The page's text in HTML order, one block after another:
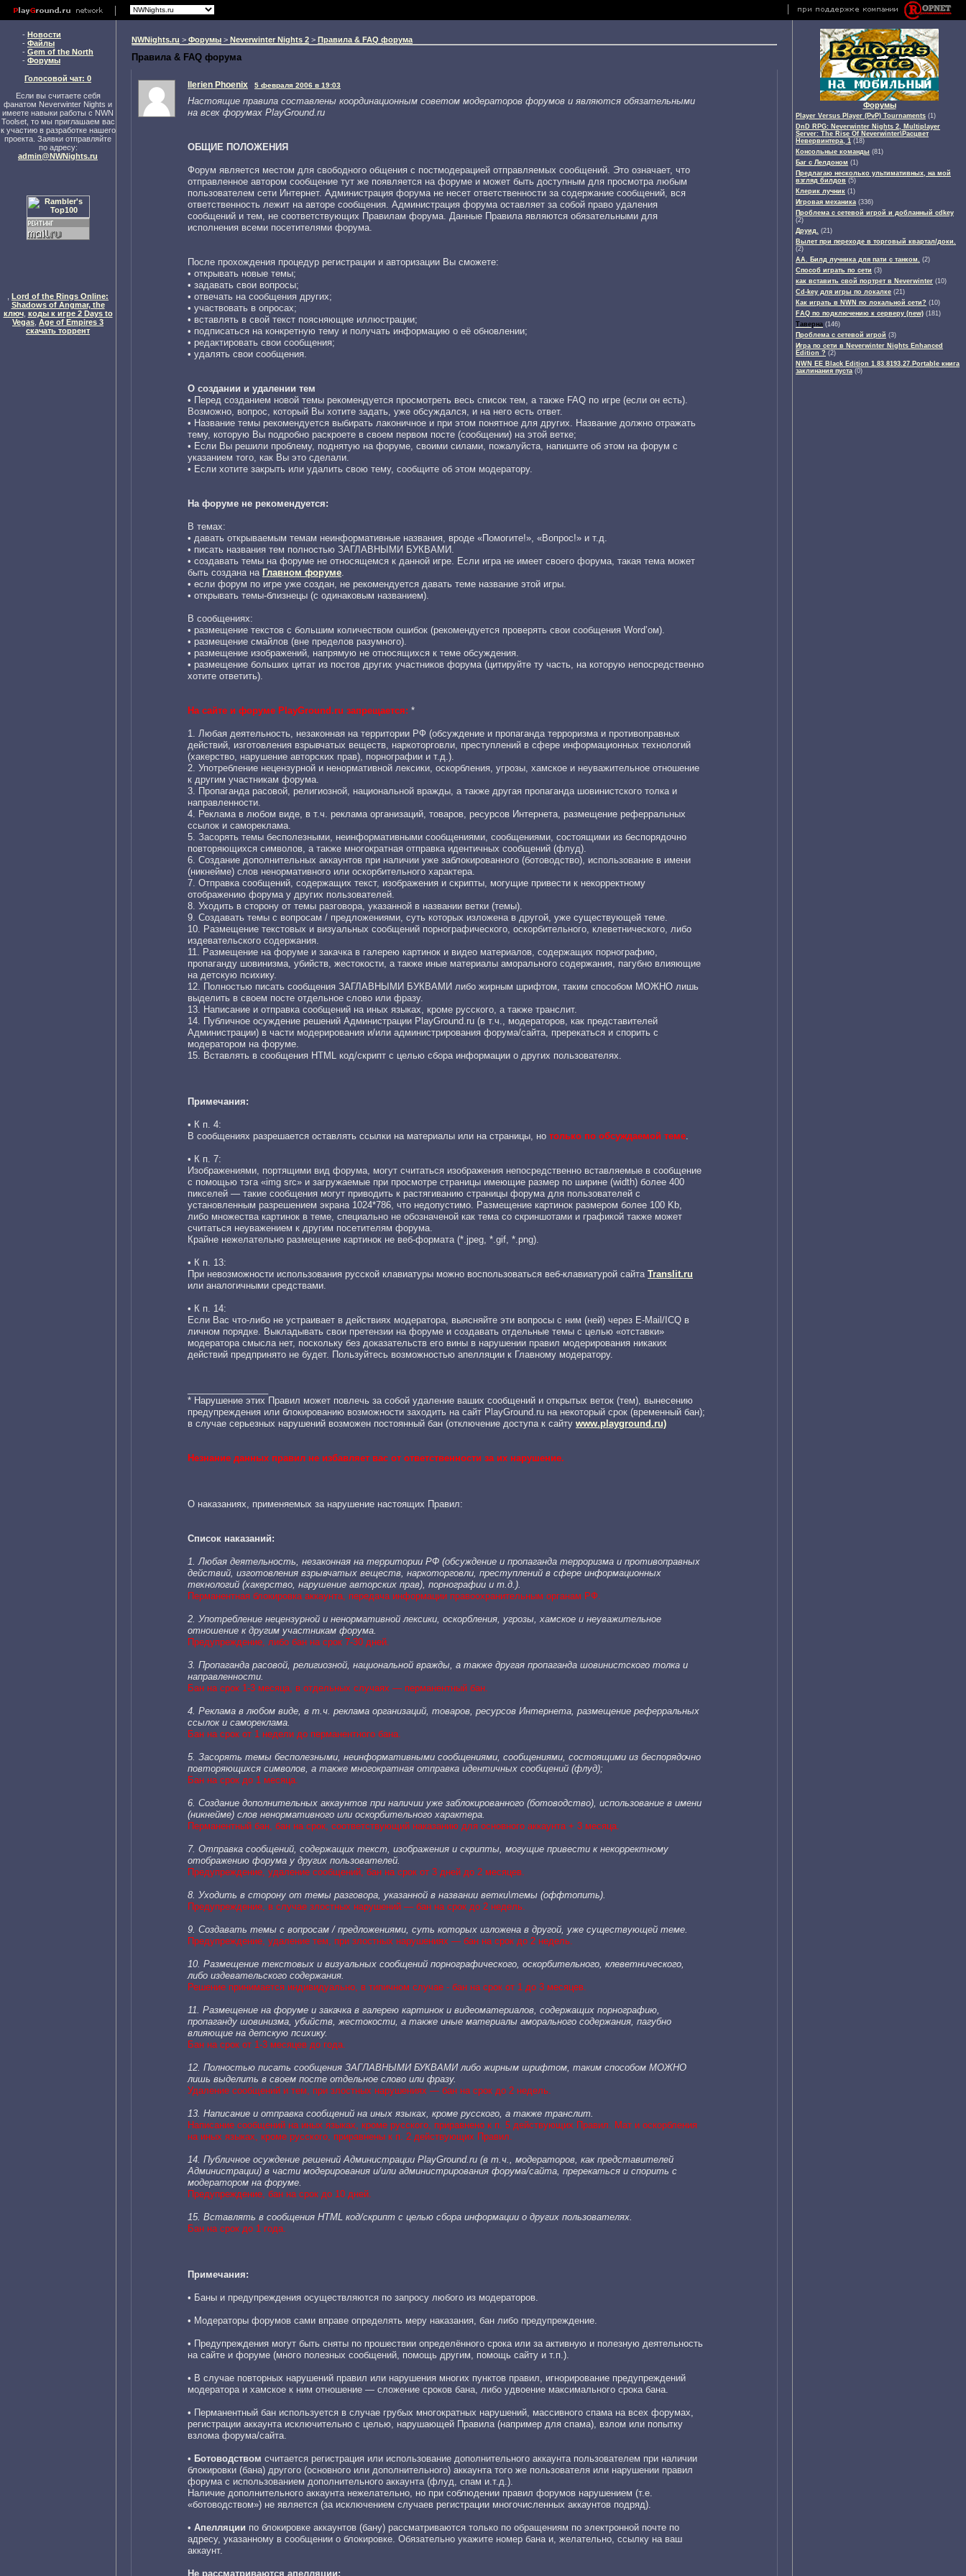
- Новости
- Файлы
- Gem of the North
- Форумы
Голосовой чат: 0
Если вы считаете себя
фанатом Neverwinter Nights и
имеете навыки работы с NWN
Toolset, то мы приглашаем вас
к участию в разработке нашего
проекта. Заявки отправляйте
по адресу:
admin@NWNights.ru
Lord of the Rings Online:
Shadows of Angmar, the
ключ, коды к игре 2 Days to
Vegas Age of Empires 3
скачать торрент
NWNights.ru > Форумы > Neverwinter Nights 2 > Правила & FAQ форума
Правила & FAQ форума
Ilerien Phoenix 5 февраля 2006 в 19:03
Настоящие правила составлены координационным советом модераторов форумов и являются обязательными
на всех форумах PlayGround.ru
ОБЩИЕ ПОЛОЖЕНИЯ
Форум является местом для свободного общения с постмодерацией отправляемых сообщений. Это означает, что
отправленное автором сообщение тут же появляется на форуме и может быть доступным для просмотра любым
пользователем сети Интернет. Администрация форума не несет ответственности за содержание сообщений, вся
ответственность лежит на авторе сообщения. Администрация форума оставляет за собой право удаления
сообщений и тем, не соответствующих Правилам форума. Данные Правила являются обязательными для
исполнения всеми посетителями форума.
После прохождения процедур регистрации и авторизации Вы сможете:
• открывать новые темы;
• задавать свои вопросы;
• отвечать на сообщения других;
• участвовать в опросах;
• вставлять в свой текст поясняющие иллюстрации;
• подписаться на конкретную тему и получать информацию о её обновлении;
• редактировать свои сообщения;
• удалять свои сообщения.
О создании и удалении тем
• Перед созданием новой темы рекомендуется просмотреть весь список тем, а также FAQ по игре (если он есть).
Возможно, вопрос, который Вы хотите задать, уже обсуждался, и на него есть ответ.
• Название темы рекомендуется выбирать лаконичное и при этом понятное для других. Название должно отражать
тему, которую Вы подробно раскроете в своем первом посте (сообщении) на этой ветке;
• Если Вы решили проблему, поднятую на форуме, своими силами, пожалуйста, напишите об этом на форум с
указанием того, как Вы это сделали.
• Если хотите закрыть или удалить свою тему, сообщите об этом модератору.
На форуме не рекомендуется:
В темах:
• давать открываемым темам неинформативные названия, вроде «Помогите!», «Вопрос!» и т.д.
• писать названия тем полностью ЗАГЛАВНЫМИ БУКВАМИ.
• создавать темы на форуме не относящемся к данной игре. Если игра не имеет своего форума, такая тема может
быть создана на Главном форуме
• если форум по игре уже создан, не рекомендуется давать теме название этой игры.
• открывать темы-близнецы (с одинаковым названием).
В сообщениях:
• размещение текстов с большим количеством ошибок (рекомендуется проверять свои сообщения Word’ом).
• размещение смайлов (вне пределов разумного).
• размещение изображений, напрямую не относящихся к теме обсуждения.
• размещение больших цитат из постов других участников форума (цитируйте ту часть, на которую непосредственно
хотите ответить).
На сайте и форуме PlayGround.ru запрещается: *
1. Любая деятельность, незаконная на территории РФ (обсуждение и пропаганда терроризма и противоправных
действий, изготовления взрывчатых веществ, наркоторговли, преступлений в сфере информационных технологий
(хакерство, нарушение авторских прав), порнографии и т.д.).
2. Употребление нецензурной и ненормативной лексики, оскорбления, угрозы, хамское и неуважительное отношение
к другим участникам форума.
3. Пропаганда расовой, религиозной, национальной вражды, а также другая пропаганда шовинистского толка и
направленности.
4. Реклама в любом виде, в т.ч. реклама организаций, товаров, ресурсов Интернета, размещение реферральных
ссылок и самореклама.
5. Засорять темы бесполезными, неинформативными сообщениями, сообщениями, состоящими из беспорядочно
повторяющихся символов, а также многократная отправка идентичных сообщений (флуд).
6. Создание дополнительных аккаунтов при наличии уже заблокированного (ботоводство), использование в имени
(никнейме) слов ненормативного или оскорбительного характера.
7. Отправка сообщений, содержащих текст, изображения и скрипты, могущие привести к некорректному
отображению форума у других пользователей.
8. Уходить в сторону от темы разговора, указанной в названии ветки (темы).
9. Создавать темы с вопросам / предложениями, суть которых изложена в другой, уже существующей теме.
10. Размещение текстовых и визуальных сообщений порнографического, оскорбительного, клеветнического, либо
издевательского содержания.
11. Размещение на форуме и закачка в галерею картинок и видео материалов, содержащих порнографию,
пропаганду шовинизма, убийств, жестокости, а также иные материалы аморального содержания, пагубно влияющие
на детскую психику.
12. Полностью писать сообщения ЗАГЛАВНЫМИ БУКВАМИ либо жирным шрифтом, таким способом МОЖНО лишь
выделить в своем посте отдельное слово или фразу.
13. Написание и отправка сообщений на иных языках, кроме русского, а также транслит.
14. Публичное осуждение решений Администрации PlayGround.ru (в т.ч., модераторов, как представителей
Администрации) в части модерирования и/или администрирования форума/сайта, пререкаться и спорить с
модератором на форуме.
15. Вставлять в сообщения HTML код/скрипт с целью сбора информации о других пользователях.
Примечания:
• К п. 4:
В сообщениях разрешается оставлять ссылки на материалы или на страницы, но только по обсуждаемой теме
• К п. 7:
Изображениями, портящими вид форума, могут считаться изображения непосредственно вставляемые в сообщение
с помощью тэга «img src» и загружаемые при просмотре страницы имеющие размер по ширине (width) более 400
пикселей — такие сообщения могут приводить к растягиванию страницы форума для пользователей с
установленным разрешением экрана 1024*786, что недопустимо. Размещение картинок размером более 100 Kb,
либо множества картинок в теме, специально не обозначеной как тема со скриншотами и графикой также может
считаться неуважением к другим посетителям форума.
Крайне нежелательно размещение картинок не веб-формата (*.jpeg, *.gif, *.png).
• К п. 13:
При невозможности использования русской клавиатуры можно воспользоваться веб-клавиатурой сайта Translit.ru
или аналогичными средствами.
• К п. 14:
Если Вас что-либо не устраивает в действиях модератора, выясняйте эти вопросы с ним (ней) через E-Mail/ICQ в
личном порядке. Выкладывать свои претензии на форуме и создавать отдельные темы с целью «отставки»
модератора смысла нет, поскольку без доказательств его вины в нарушении правил модерирования никаких
действий предпринято не будет. Пользуйтесь возможностью апелляции к Главному модератору.
* Нарушение этих Правил может повлечь за собой удаление ваших сообщений и открытых веток (тем), вынесению
предупреждения или блокированию возможности заходить на сайт PlayGround.ru на некоторый срок (временный бан);
в случае серьезных нарушений возможен постоянный бан (отключение доступа к сайту www.playground.ru)
Незнание данных правил не избавляет вас от ответственности за их нарушение.
О наказаниях, применяемых за нарушение настоящих Правил:
Список наказаний:
1. Любая деятельность, незаконная на территории РФ (обсуждение и пропаганда терроризма и противоправных
действий, изготовления взрывчатых веществ, наркоторговли, преступлений в сфере информационных
технологий (хакерство, нарушение авторских прав), порнографии и т.д.).
Перманентная блокировка аккаунта, передача информации правоохранительным органам РФ.
2. Употребление нецензурной и ненормативной лексики, оскорбления, угрозы, хамское и неуважительное
отношение к другим участникам форума.
Предупреждение, либо бан на срок 7-30 дней.
3. Пропаганда расовой, религиозной, национальной вражды, а также другая пропаганда шовинистского толка и
направленности.
Бан на срок 1-3 месяца, в отдельных случаях — перманентный бан.
4. Реклама в любом виде, в т.ч. реклама организаций, товаров, ресурсов Интернета, размещение реферральных
ссылок и самореклама.
Бан на срок от 1 недели до перманентного бана.
5. Засорять темы бесполезными, неинформативными сообщениями, сообщениями, состоящими из беспорядочно
повторяющихся символов, а также многократная отправка идентичных сообщений (флуд);
Бан на срок до 1 месяца.
6. Создание дополнительных аккаунтов при наличии уже заблокированного (ботоводство), использование в имени
(никнейме) слов ненормативного или оскорбительного характера.
Перманентный бан, бан на срок, соответствующий наказанию для основного аккаунта + 3 месяца.
7. Отправка сообщений, содержащих текст, изображения и скрипты, могущие привести к некорректному
отображению форума у других пользователей.
Предупреждение, удаление сообщений, бан на срок от 3 дней до 2 месяцев.
8. Уходить в сторону от темы разговора, указанной в названии ветки\темы (оффтопить).
Предупреждение, в случае злостных нарушений — бан на срок до 2 недель.
9. Создавать темы с вопросам / предложениями, суть которых изложена в другой, уже существующей теме.
Предупреждение, удаление тем, при злостных нарушениях — бан на срок до 2 недель.
10. Размещение текстовых и визуальных сообщений порнографического, оскорбительного, клеветнического,
либо издевательского содержания.
Решение принимается индивидуально, в типичном случае - бан на срок от 1 до 3 месяцев.
11. Размещение на форуме и закачка в галерею картинок и видеоматериалов, содержащих порнографию,
пропаганду шовинизма, убийств, жестокости, а также иные материалы аморального содержания, пагубно
влияющие на детскую психику.
Бан на срок от 1-3 месяцев до года.
12. Полностью писать сообщения ЗАГЛАВНЫМИ БУКВАМИ либо жирным шрифтом, таким способом МОЖНО
лишь выделить в своем посте отдельное слово или фразу.
Удаление сообщений и тем, при злостных нарушениях — бан на срок до 2 недель.
13. Написание и отправка сообщений на иных языках, кроме русского, а также транслит.
Написание сообщений на иных языках, кроме русского, приравнено к п. 5 действующих Правил. Мат и оскорбления
на иных языках, кроме русского, приравнены к п. 2 действующих Правил.
14. Публичное осуждение решений Администрации PlayGround.ru (в т.ч., модераторов, как представителей
Администрации) в части модерирования и/или администрирования форума/сайта, пререкаться и спорить с
модератором на форуме.
Предупреждение, бан на срок до 10 дней.
15. Вставлять в сообщения HTML код/скрипт с целью сбора информации о других пользователях.
Бан на срок до 1 года.
Примечания:
• Баны и предупреждения осуществляются по запросу любого из модераторов.
• Модераторы форумов сами вправе определять меру наказания, бан либо предупреждение.
• Предупреждения могут быть сняты по прошествии определённого срока или за активную и полезную деятельность
на сайте и форуме (много полезных сообщений, помощь другим, помощь сайту и т.п.).
• В случае повторных нарушений правил или нарушения многих пунктов правил, игнорирование предупреждений
модератора и хамское к ним отношение — сложение сроков бана, либо удвоение максимального срока бана.
• Перманентный бан используется в случае грубых многократных нарушений, массивного спама на всех форумах,
регистрации аккаунта исключительно с целью, нарушающей Правила (например для спама), взлом или попытку
взлома форума/сайта.
• Ботоводством считается регистрация или использование дополнительного аккаунта пользователем при наличии
блокировки (бана) другого (основного или дополнительного) аккаунта того же пользователя или нарушении правил
форума с использованием дополнительного аккаунта (флуд, спам и.т.д.).
Наличие дополнительного аккаунта нежелательно, но при соблюдении правил форумов нарушением (т.е.
«ботоводством») не является (за исключением случаев регистрации многочисленных аккаунтов подряд).
• Апелляции по блокировке аккаунтов (бану) рассматриваются только по обращениям по электронной почте по
адресу, указанному в сообщении о блокировке. Обязательно укажите номер бана и, желательно, ссылку на ваш
аккаунт.
Не рассматриваются апелляции:
Форумы
Player Versus Player (PvP) Tournaments (1)
DnD RPG: Neverwinter Nights 2, Multiplayer
Server: The Rise Of Neverwinter\Расцвет
Невервинтера, 1 (18)
Консольные команды (81)
Баг с Лелдоном (1)
Предлагаю несколько ультимативных, на мой
взгляд билдов (5)
Клерик лучник (1)
Игровая механика (336)
Проблема с сетевой игрой и добланный cdkey
(2)
Друид. (21)
Вылет при переходе в торговый квартал/доки.
(2)
АА. Билд лучника для пати с танком. (2)
Способ играть по сети (3)
как вставить свой портрет в Neverwinter (10)
Cd-key для игры по локалке (21)
Как играть в NWN по локальной сети? (10)
FAQ по подключению к серверу (new) (181)
Таверна (146)
Проблема с сетевой игрой (3)
Игра по сети в Neverwinter Nights Enhanced
Edition ? (2)
NWN EE Black Edition 1.83.8193.27.Portable книга
заклинания пуста (0)